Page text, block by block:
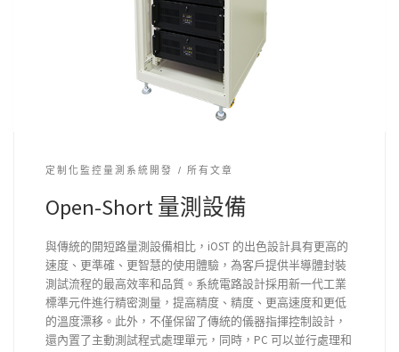
定制化監控量測系統開發 所有文章
Open-Short 量測設備
與傳統的開短路量測設備相比，iOST 的出色設計具有更高的
速度、更準確、更智慧的使用體驗，為客戶提供半導體封裝
測試流程的最高效率和品質。系統電路設計採用新一代工業
標準元件進行精密測量，提高精度、精度、更高速度和更低
的溫度漂移。此外，不僅保留了傳統的儀器指揮控制設計，
還內置了主動測試程式處理單元，同時，PC 可以並行處理和